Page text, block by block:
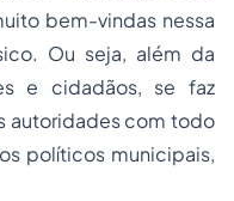
bem-vindas nessa
Ou seja, além da
e cidadãos, se faz
autoridades com todo
políticos municipais,